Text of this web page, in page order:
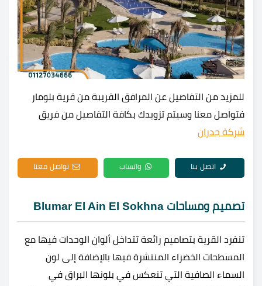
للمزيد من التفاصيل عن المرافق القريبة من قرية بلومار
فتواصل معنا وسيتم تزويدك بكافة التفاصيل من فريق
شركة جدران
اتصل بنا واتساب تواصل معنا
تصميم ومساحات Blumar El Ain El Sokhna
تنفرد القرية بتصاميم رائعة تتداخل ألوان الوحدات فيها مع
المسطحات الخضراء المنتشرة فيها بالإضافة إلى لون
السماء الصافية التي تنعكس في بلونها البراق في